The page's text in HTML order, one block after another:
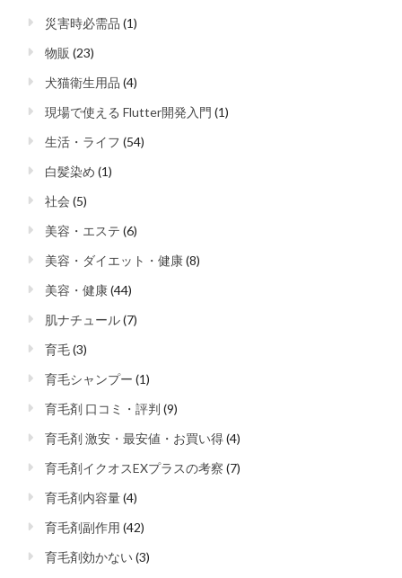
災害時必需品 (1)
物販 (23)
犬猫衛生用品 (4)
現場で使える Flutter開発入門 (1)
生活・ライフ (54)
白髪染め (1)
社会 (5)
美容・エステ (6)
美容・ダイエット・健康(8)
美容・健康(44)
肌ナチュール(7)
育毛(3)
育毛シャンプー (1)
育毛剤 口コミ・評判 (9)
育毛剤 激安・最安値・お買い得(4)
育毛剤イクオスEXプラスの考察 (7)
育毛剤内容量(4)
育毛剤副作用 (42)
育毛剤効かない(3)